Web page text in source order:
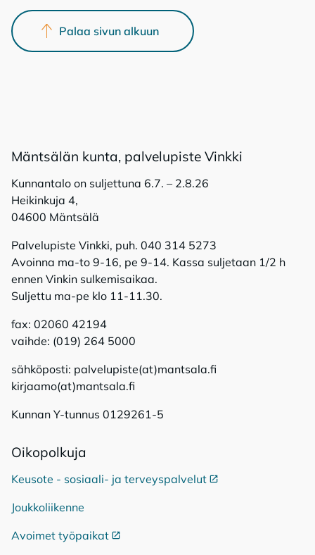
Mänt­sä­län kun­ta, pal­ve­lu­pis­te Vink­ki
Kunnantalo on suljettuna 6.7. – 2.8.26
Heikinkuja 4,
04600 Mäntsälä
Palvelupiste Vinkki, puh. 040 314 5273
Avoinna ma-to 9-16, pe 9-14. Kassa suljetaan 1/2 h
ennen Vinkin sulkemisaikaa.
Suljettu ma-pe klo 11-11.30.
fax: 02060 42194
vaihde: (019) 264 5000
sähköposti: palvelupiste(at)mantsala.fi
kirjaamo(at)mantsala.fi
Kunnan Y-tunnus 0129261-5
Oi­ko­pol­ku­ja
Keusote - sosiaali- ja terveyspalvelut Ulkoinen linkki
Joukkoliikenne
Avoimet työpaikat Ulkoinen linkki
Palaa sivun alkuun